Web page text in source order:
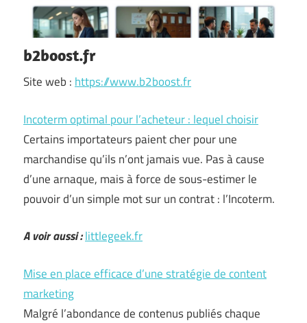
b2boost.fr
Site web : https://www.b2boost.fr
Incoterm optimal pour l’acheteur : lequel choisir
Certains importateurs paient cher pour une
marchandise qu’ils n’ont jamais vue. Pas à cause
d’une arnaque, mais à force de sous-estimer le
pouvoir d’un simple mot sur un contrat : l’Incoterm.
A voir aussi :littlegeek.fr
Mise en place efficace d’une stratégie de content
marketing
Malgré l’abondance de contenus publiés chaque